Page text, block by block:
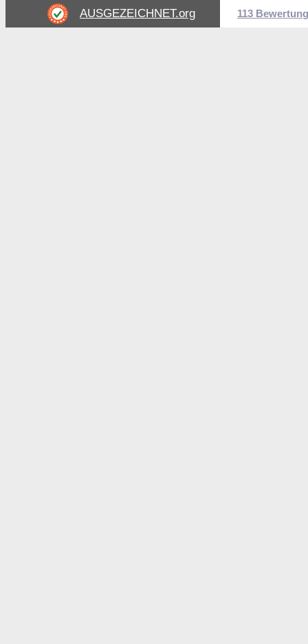
AUSGEZEICHNET.org 113